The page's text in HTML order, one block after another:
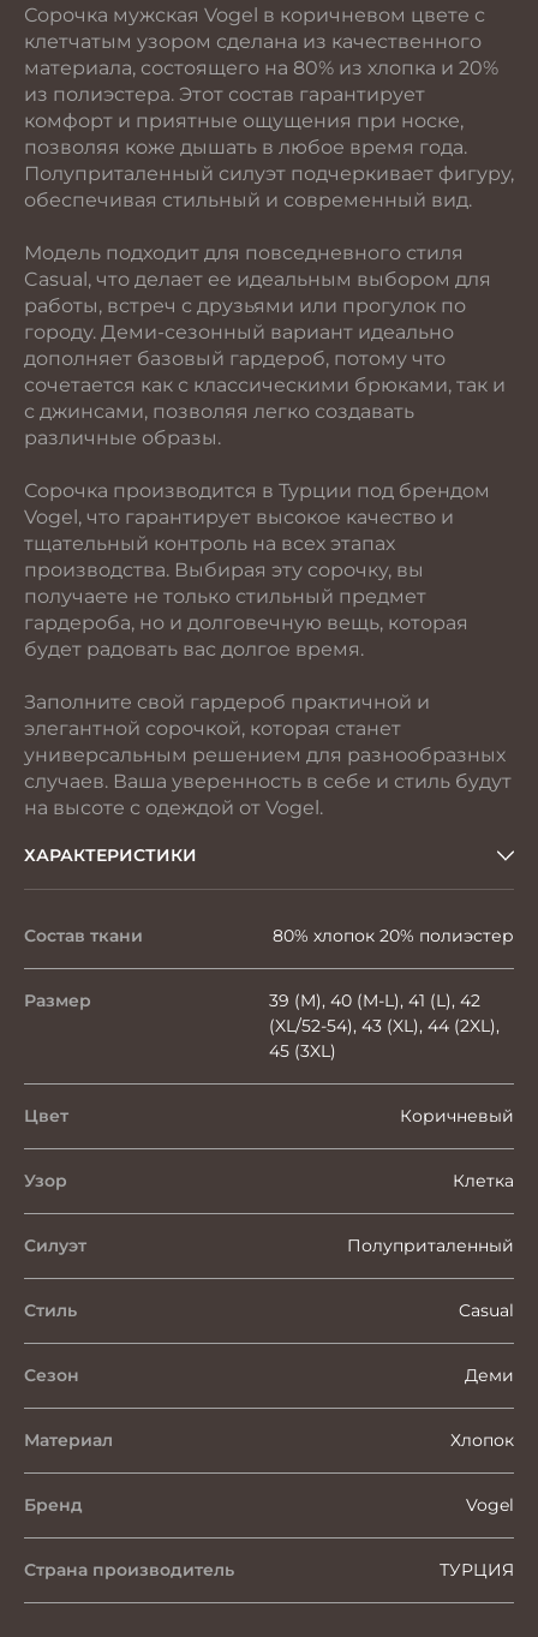
Сорочка мужская Vogel в коричневом цвете с
клетчатым узором сделана из качественного
материала, состоящего на 80% из хлопка и 20%
из полиэстера. Этот состав гарантирует
комфорт и приятные ощущения при носке,
позволяя коже дышать в любое время года.
Полуприталенный силуэт подчеркивает фигуру,
обеспечивая стильный и современный вид.
Модель подходит для повседневного стиля
Casual, что делает ее идеальным выбором для
работы, встреч с друзьями или прогулок по
городу. Деми-сезонный вариант идеально
дополняет базовый гардероб, потому что
сочетается как с классическими брюками, так и
с джинсами, позволяя легко создавать
различные образы.
Сорочка производится в Турции под брендом
Vogel, что гарантирует высокое качество и
тщательный контроль на всех этапах
производства. Выбирая эту сорочку, вы
получаете не только стильный предмет
гардероба, но и долговечную вещь, которая
будет радовать вас долгое время.
Заполните свой гардероб практичной и
элегантной сорочкой, которая станет
универсальным решением для разнообразных
случаев. Ваша уверенность в себе и стиль будут
на высоте с одеждой от Vogel.
ХАРАКТЕРИСТИКИ
Состав ткани 80% хлопок 20% полиэстер
Размер
39 (M), 40 (M-L), 41 (L), 42
(XL/52-54), 43 (XL), 44 (2XL),
45 (3XL)
Цвет Коричневый
Узор Клетка
Силуэт Полуприталенный
Стиль Casual
Сезон Деми
Материал Хлопок
Бренд Vogel
Страна производитель ТУРЦИЯ